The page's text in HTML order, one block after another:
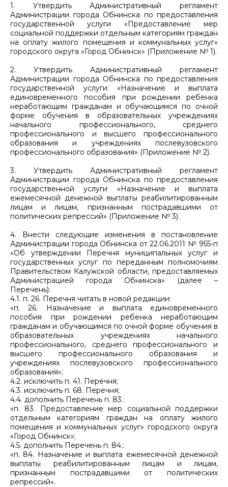
1. Утвердить Административный регламент
Администрации города Обнинска по предоставления
государственной услуги «Предоставление мер
социальной поддержки отдельным категориям граждан
на оплату жилого помещения и коммунальных услуг»
городского округа «Город Обнинск» (Приложение № 1).
2. Утвердить Административный регламент
Администрации города Обнинска по предоставления
государственной услуги «Назначение и выплата
единовременного пособия при рождении ребенка
неработающим гражданам и обучающимся по очной
форме обучения в образовательных учреждениях
начального профессионального, среднего
профессионального и высшего профессионального
образования и учреждениях послевузовского
профессионального образования» (Приложение № 2).
3. Утвердить Административный регламент
Администрации города Обнинска по предоставления
государственной услуги «Назначение и выплата
ежемесячной денежной выплаты реабилитированным
лицам и лицам, признанным пострадавшими от
политических репрессий» (Приложение № 3).
4. Внести следующие изменения в постановление
Администрации города Обнинска от 22.06.2011 № 955-п
«Об утверждении Перечня муниципальных услуг и
государственных услуг по переданным полномочиям
Правительством Калужской области, предоставляемых
Администрацией города Обнинска» (далее –
Перечень):
4.1. п. 26. Перечня читать в новой редакции:
«п. 26. Назначение и выплата единовременного
пособия при рождении ребенка неработающим
гражданам и обучающимся по очной форме обучения в
образовательных учреждениях начального
профессионального, среднего профессионального и
высшего профессионального образования и
учреждениях послевузовского профессионального
образования»;
4.2. исключить п. 41. Перечня;
4.3. исключить п. 68. Перечня;
4.4. дополнить Перечень п. 83.:
«п. 83. Предоставление мер социальной поддержки
отдельным категориям граждан на оплату жилого
помещения и коммунальных услуг» городского округа
«Город Обнинск»;
4.5. дополнить Перечень п. 84.:
«п. 84. Назначение и выплата ежемесячной денежной
выплаты реабилитированным лицам и лицам,
признанным пострадавшими от политических
репрессий».